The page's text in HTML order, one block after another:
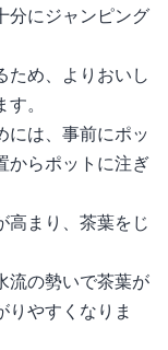
分にジャンピング
ため、よりおいし
。
には、事前にポッ
からポットに注ぎ
高まり、茶葉をじ
流の勢いで茶葉が
りやすくなりま